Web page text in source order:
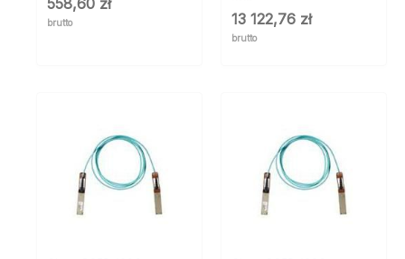
558,60 zł
brutto 13 122,76 zł
brutto